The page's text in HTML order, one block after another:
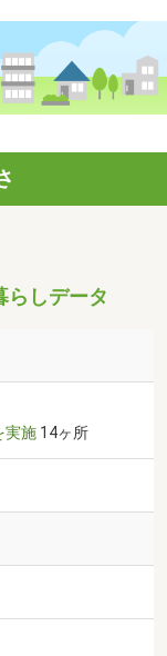
らしデータ
実施 14ヶ所